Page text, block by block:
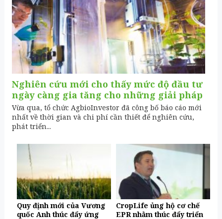
Nghiên cứu mới cho thấy mức độ đầu tư
ngày càng gia tăng cho những giải pháp
BVTV
Vừa qua, tổ chức AgbioInvestor đã công bố báo cáo mới
nhất về thời gian và chi phí cần thiết để nghiên cứu,
phát triển...
CropLife ủng hộ cơ chế
EPR nhằm thúc đẩy triển
Quy định mới của Vương
quốc Anh thúc đẩy ứng